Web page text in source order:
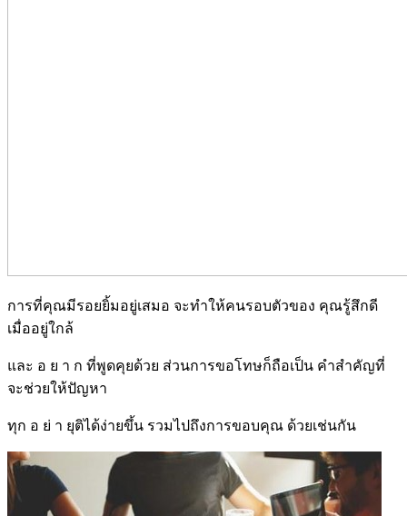
การที่คุณมีรอยยิ้มอยู่เสมอ จะทำให้คนรอบตัวของ คุณรู้สึกดี
เมื่ออยู่ใกล้
และ อ ย า ก ที่พูดคุยด้วย ส่วนการขอโทษก็ถือเป็น คำสำคัญที่
จะช่วยให้ปัญหา
ทุก อ ย่ า ยุติได้ง่ายขึ้น รวมไปถึงการขอบคุณ ด้วยเช่นกัน